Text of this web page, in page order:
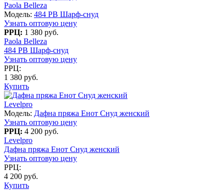
Paola Belleza
Модель: 484 PB Шарф-снуд
Узнать оптовую цену
РРЦ: 1 380 руб.
Paola Belleza
484 PB Шарф-снуд
Узнать оптовую цену
РРЦ:
1 380 руб.
Купить
Levelpro
Модель: Дафна пряжа Енот Снуд женский
Узнать оптовую цену
РРЦ: 4 200 руб.
Levelpro
Дафна пряжа Енот Снуд женский
Узнать оптовую цену
РРЦ:
4 200 руб.
Купить